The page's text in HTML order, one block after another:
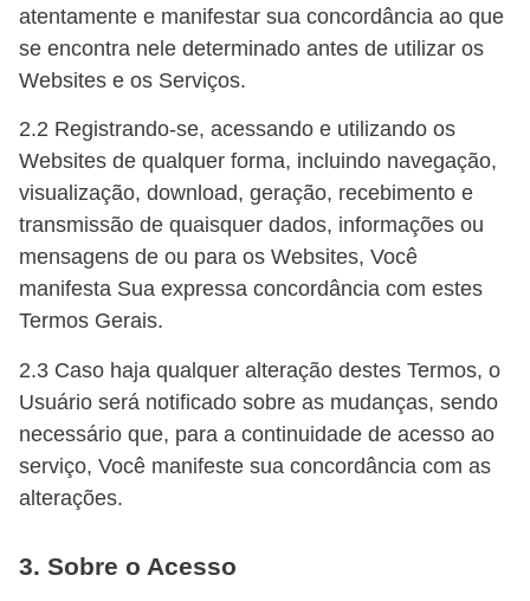
atentamente e manifestar sua concordância ao que
se encontra nele determinado antes de utilizar os
Websites e os Serviços.
2.2 Registrando-se, acessando e utilizando os
Websites de qualquer forma, incluindo navegação,
visualização, download, geração, recebimento e
transmissão de quaisquer dados, informações ou
mensagens de ou para os Websites, Você
manifesta Sua expressa concordância com estes
Termos Gerais.
2.3 Caso haja qualquer alteração destes Termos, o
Usuário será notificado sobre as mudanças, sendo
necessário que, para a continuidade de acesso ao
serviço, Você manifeste sua concordância com as
alterações.
3. Sobre o Acesso